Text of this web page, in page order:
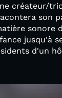
créateur/
son
sonore
jusqu'à
d'un